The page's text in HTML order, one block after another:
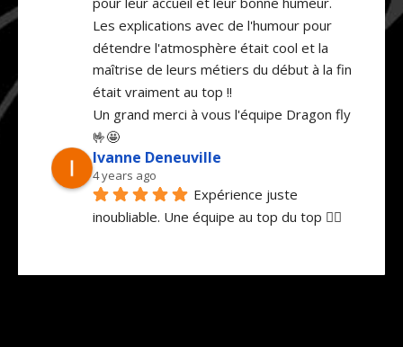
Les explications avec de l'humour pour
détendre l'atmosphère était cool et la
maîtrise de leurs métiers du début à la fin
était vraiment au top !!
Un grand merci à vous l'équipe Dragon fly
🤟🤩
Ivanne Deneuville
4 years ago
Expérience juste
inoubliable. Une équipe au top du top 👌🏼